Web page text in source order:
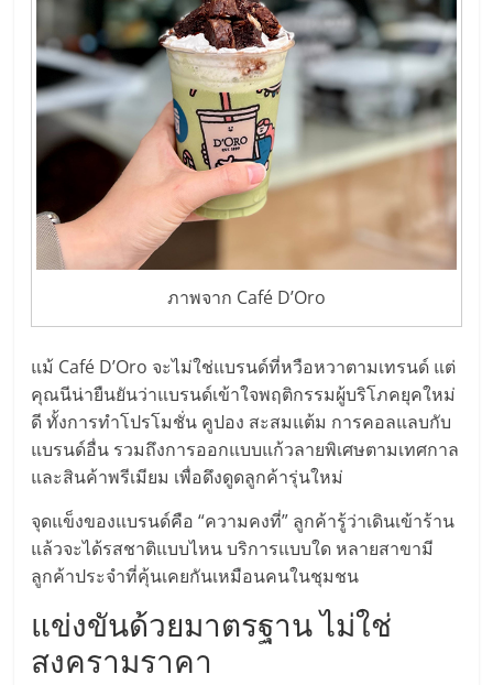
ไชส์
พร้อม
ทำเล
สำหรับ
เปิด
ร้าน
ฟรี,
บริการ
พัฒนา
แฟ
ภาพจาก Café D’Oro
แม้ Café D’Oro จะไม่ใช่แบรนด์ที่หวือหวาตามเทรนด์ แต่
คุณนีน่ายืนยันว่าแบรนด์เข้าใจพฤติกรรมผู้บริโภคยุคใหม่
ดี ทั้งการทำโปรโมชั่น คูปอง สะสมแต้ม การคอลแลบกับ
แบรนด์อื่น รวมถึงการออกแบบแก้วลายพิเศษตามเทศกาล
และสินค้าพรีเมียม เพื่อดึงดูดลูกค้ารุ่นใหม่
จุดแข็งของแบรนด์คือ “ความคงที่” ลูกค้ารู้ว่าเดินเข้าร้าน
แล้วจะได้รสชาติแบบไหน บริการแบบใด หลายสาขามี
ลูกค้าประจำที่คุ้นเคยกันเหมือนคนในชุมชน
แข่งขันด้วยมาตรฐาน ไม่ใช่
สงครามราคา